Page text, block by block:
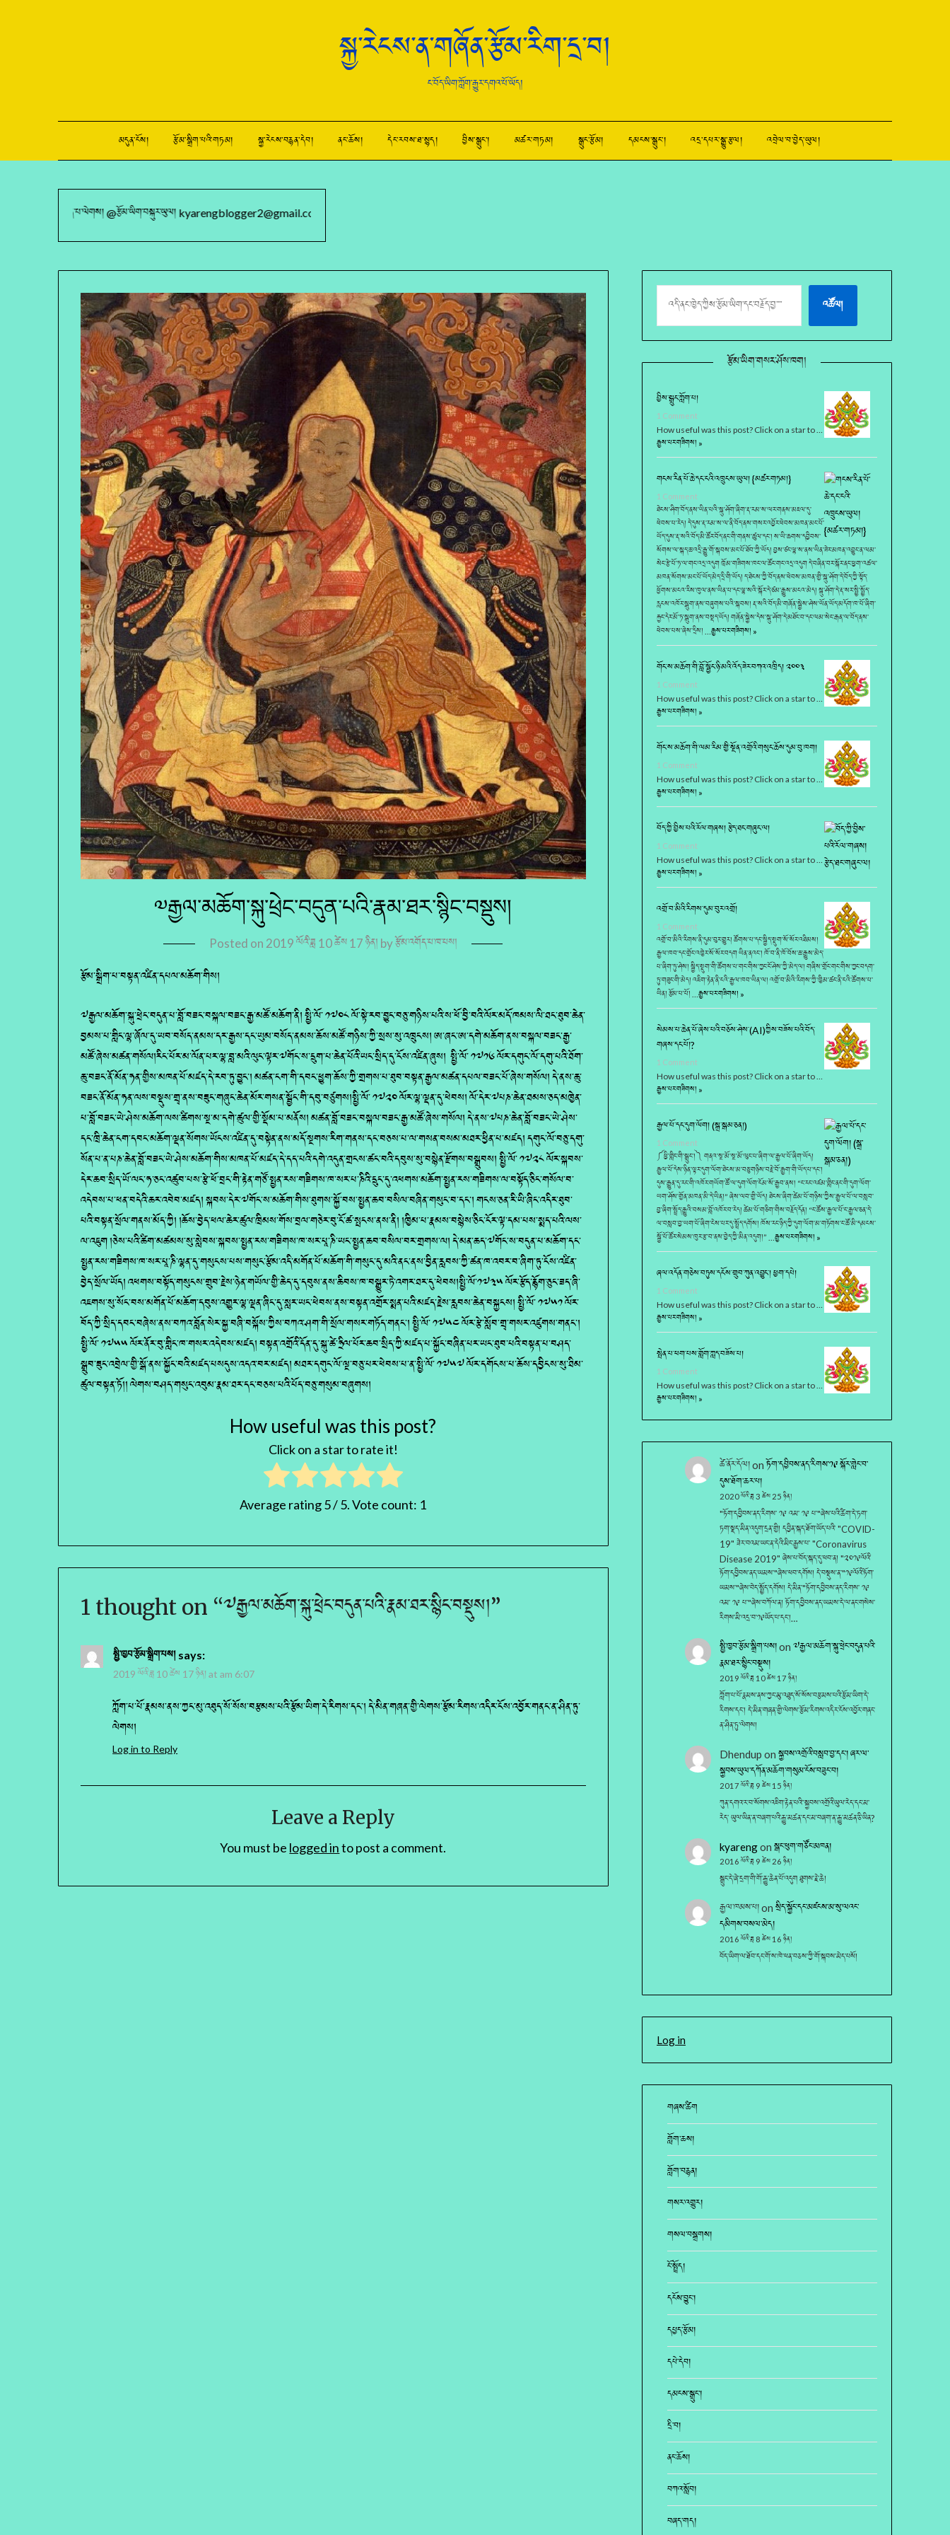
སྐྱ་རེངས་ན་གཞོན་རྩོམ་རིག་དྲ་བ།
ང་བོད་ཡིག་ཀློག་རྒྱུར་དགའ་པོ་ཡོད།
མདུན་ངོས། རྩོམ་སྒྲིག་པའི་གཏམ། སྐྱ་རེངས་བརྙན་དེབ། ནང་ཆོས། དེང་རབས་ཐ་སྙད། བྱིས་སྒྲུང་། མཚར་གཏམ། སྒྲུང་རྩོམ། དམངས་སྒྲུང་། འདྲ་དཔར་སྒྱུ་རྩལ། འབྲེལ་བ་བྱེད་ཡུལ།
@རྩོམ་ཡིག་བསྐུར་ཡུལ། kyarengblogger2@gmail.com
༧རྒྱལ་མཆོག་སྐུ་ཕྲེང་བདུན་པའི་རྣམ་ཐར་སྙིང་བསྡུས།
Posted on 2019 ལོའི་ཟླ 10 ཚེས 17 ཉིན། byརྩོམ་འགོད་པ་ཁ་པས།
རྩོམ་སྒྲིག་པ་བསྟན་འཛིན་དཔལ་མཆོག་གིས།
༧རྒྱལ་མཆོག་སྐུ་ཕྲེང་བདུན་པ་བློ་བཟང་བསྐལ་བཟང་རྒྱ་མཚོ་མཆོག་ནི། སྤྱི་ལོ་ ༡༧༠༨ ལོ་སྟེ་རབ་བྱུང་བཅུ་གཉིས་པའི་ས་ཕོ་བྱི་བའི་ལོར་མདོ་ཁམས་ལི་ཐང་ཐུབ་ཆེན་
བྱམས་པ་གླིང་ལྷ་ཞོལ་དུ་ཡབ་བསོད་ནམས་དར་རྒྱས་དང་ཡུམ་བསོད་ནམས་ཆོས་མཚོ་གཉིས་ཀྱི་སྲས་སུ་འཁྲུངས། ཨ་ཞང་ཨ་དགེ་མཆོག་ནས་བསྐལ་བཟང་རྒྱ་
མཚོ་ཞེས་མཚན་གསོལ།རིང་པོར་མ་ལོན་པར་ལྷ་བླ་མའི་ལུང་ལྟར་༧གོང་ས་དྲུག་པ་ཆེན་པོའི་ཡང་སྲིད་དུ་ངོས་འཛིན་ཞུས། སྤྱི་ལོ་ ༡༧༡༦ ལོར་དགུང་ལོ་དགུ་པའི་ཐོག་
ཆུ་བཟང་ནོ་མོན་ཧན་གྱིས་མཁན་པོ་མཛད་དེ་རབ་ཏུ་བྱུང་། མཚན་ངག་གི་དབང་ཕྱུག་ཆོས་ཀྱི་གྲགས་པ་ཐུབ་བསྟན་རྒྱལ་མཚན་དཔལ་བཟང་པོ་ཞེས་གསོལ། དེ་ནས་ཆུ་
བཟང་ནོ་མོན་ཧན་ལས་བསྡུས་གྲྭ་ནས་བཟུང་གཞུང་ཆེན་མོར་གསན་སྦྱོང་གི་དབུ་བཙུགས།སྤྱི་ལོ་ ༡༧༢༠ ལོར་ལྷ་ལྡན་དུ་ཕེབས། ལོ་དེར་༧པཎ་ཆེན་ཐམས་ཅད་མཁྱེན་
པ་བློ་བཟང་ཡེ་ཤེས་མཆོག་ལས་ཚིགས་སྔ་མ་དགེ་ཚུལ་གྱི་སྡོམ་པ་མནོས། མཚན་བློ་བཟང་བསྐལ་བཟང་རྒྱ་མཚོ་ཞེས་གསོལ། དེ་ནས་༧པཎ་ཆེན་བློ་བཟང་ཡེ་ཤེས་
དང་ཁྲི་ཆེན་ངག་དབང་མཆོག་ལྡན་སོགས་ཡོངས་འཛིན་དུ་བསྟེན་ནས་མདོ་སྔགས་རིག་གནས་དང་བཅས་པ་ལ་གསན་བསམ་མཐར་ཕྱིན་པ་མཛད། དགུང་ལོ་བཅུ་དགུ་
སོན་པ་ན་པཎ་ཆེན་བློ་བཟང་ཡེ་ཤེས་མཆོག་གིས་མཁན་པོ་མཛད་དེ་དད་པའི་དགེ་འདུན་གྲངས་ཚང་བའི་དབུས་སུ་བསྙེན་རྫོགས་བསྒྲུབས། སྤྱི་ལོ་ ༡༧༢༨ ལོར་སྐབས་
དེར་ཆབ་སྲིད་ཡོ་ལང་ཧ་ཅང་འཚུབ་པས་རྩེ་ཕོ་བྲང་གི་རྟེན་གཙོ་སྤྱན་རས་གཟིགས་ཁ་སར་པ་ཎིའི་དྲུང་དུ་འཕགས་མཆོག་སྤྱན་རས་གཟིགས་ལ་བསྟོད་ཅིང་གསོལ་བ་
འདེབས་པ་ཕན་བདེའི་ཆར་འབེབ་མཛད། སྐབས་དེར་༧གོང་ས་མཆོག་གིས་ཐུགས་སྐྱོ་བས་སྤྱན་ཆབ་བསིལ་བཞིན་གསུང་བ་དང་། གངས་ཅན་རི་ཡི་ཞིང་འདིར་ཐུབ་
པའི་བསྟན་སྲོལ་གནས་མོད་ཀྱི། །ཆོས་བྱེད་ཕལ་ཆེར་ཚུལ་ཁྲིམས་གོས་བྲལ་གཅེར་བུ་ངོ་ཚ་སྤངས་ནས་ནི། །ཁྱིམ་པ་རྣམས་བསྙེས་ཅིང་ངོར་ལྟ་དམ་པས་སྨད་པའི་ལས་
ལ་འཇུག །ཅེས་པའི་ཚིག་མཚམས་སུ་སླེབས་སྐབས་སྤྱན་རས་གཟིགས་ཁ་སར་པཱ་ཎི་ཡང་སྤྱན་ཆབ་བསིལ་བར་གྲགས་ལ། དེ་མན་ཆད་༧གོང་ས་བདུན་པ་མཆོག་དང་
སྤྱན་རས་གཟིགས་ཁ་སར་པཱ་ཎི་ལྷན་དུ་གསུངས་པས་གསུང་རྩོམ་འདི་མགོན་པོ་མཆོག་གི་གསུང་དུ་མའི་ནང་ནས་བྱིན་རླབས་ཀྱི་ཚན་ཁ་འབར་བ་ཞིག་ཏུ་ངོས་འཛིན་
བྱེད་སྲོལ་ཡོད། འཕགས་བསྟོད་གསུངས་གྲུབ་རྗེས་ཉེན་གཡོལ་གྱི་ཆེད་དུ་དབུས་ནས་ཆིབས་ཁ་བསྒྱུར་ཏེ་འགར་ཐར་དུ་ཕེབས།སྤྱི་ལོ་༡༧༣༥ ལོར་རྩོད་རྙོག་ཅུང་ཟད་ཞི་
འཇགས་སུ་སོང་བས་མགོན་པོ་མཆོག་དབུས་འགྱུར་ལྷ་ལྡན་ཞིང་དུ་སླར་ཡང་ཕེབས་ནས་བསྟན་འགྲོར་སྨན་པའི་མཛད་རྗེས་རླབས་ཆེན་བསྐྱངས། སྤྱི་ལོ་ ༡༧༥༡ ལོར་
བོད་ཀྱི་སྲིད་དབང་བཞེས་ནས་བཀའ་བློན་སེར་སྐྱ་བཞི་བསྐོས་ཀྱིས་བཀའ་ཤག་གི་སྲོལ་གསར་གཏོད་གནང་། སྤྱི་ལོ་ ༡༧༥༤ ལོར་རྩེ་སློབ་གྲྭ་གསར་འཛུགས་གནང་།
སྤྱི་ལོ་ ༡༧༥༥ ལོར་ནོར་བུ་གླིང་ཁ་གསར་འདེབས་མཛད། བསྟན་འགྲོའི་དོན་དུ་སྐུ་ཚེ་ཧྲིལ་པོར་ཆབ་སྲིད་ཀྱི་མཛད་པ་སྐྱོང་བཞིན་པར་ཡང་ཐུབ་པའི་བསྟན་པ་བཤད་
སྒྲུབ་ཟུང་འབྲེལ་གྱི་སྒོ་ནས་སྐྱོང་བའི་མཛད་པསདུས་འདའ་བར་མཛད། མཐར་དགུང་ལོ་ལྔ་བཅུ་པར་ཕེབས་པ་ན་སྤྱི་ལོ་ ༡༧༥༧ ལོར་དགོངས་པ་ཆོས་དབྱིངས་སུ་ཐིམ་
ཚུལ་བསྟན་ཏོ།། ལེགས་བཤད་གསུང་འབུམ་རྣམ་ཐར་དང་བཅས་པའི་པོད་བཅུ་གསུམ་བཞུགས།
How useful was this post?
Click on a star to rate it!
Average rating5/ 5. Vote count: 1
1 thought on “༧རྒྱལ་མཆོག་སྐུ་ཕྲེང་བདུན་པའི་རྣམ་ཐར་སྙིང་བསྡུས།”
སྤྱི་ཁྱབ་རྩོམ་སྒྲིག་པས། says:
2019 ལོའི་ཟླ 10 ཚེས 17 ཉིན། at am 6:07
ཀློག་པ་པོ་རྣམས་ནས་ཀྱང་མུ་འཐུད་སོ་སོས་བརྩམས་པའི་རྩོམ་ཡིག་དེ་རིགས་དང་། དེ་མིན་གཞན་གྱི་ལེགས་རྩོམ་རིགས་འདིར་ངོས་འབྱོར་གནང་ན་ཤིན་ཏུ་
ལེགས།
Log in to Reply
Leave a Reply
You must be logged into post a comment.
འཚོལ།
རྩོམ་ཡིག་གསར་ཤོས་ཁག།
བྱིས་སྒྲུང་ཀློག་པ།
1 Comment
How useful was this post? Click on a star to …
རྒྱས་པར་གཟིགས། »
གངས་རིན་པོ་ཆེ་དང་ངའི་འཁྲུངས་ཡུལ། {མཚར་གཏམ།}
1 Comment
ཐེངས་ཤིག་བོད་ནས་ཡིན་པའི་སྐུ་ཤོག་ཞིག་རྡ་རམ་ས་ལར་གནས་མཇལ་དུ་
ཕེབས་པ་རེད། དེ་དུས་རྡ་རམ་ས་ལ་ནི་བོད་ནས་གསར་འབྱོར་ཕེབས་མཁན་མང་པོ་
ཡོད་དུས་རྡ་སའི་བོད་མི་ཚོར་བོད་ནང་གི་གནས་ཚུལ་དང་། ས་ཡི་ཆགས་དབྱིབས་
སོགས་ལ་སྐད་ཆ་འདྲི་རྒྱུ་གོ་སྐབས་མང་པོ་ཐོབ་ཀྱི་ཡོད། བྱས་ཙང་ལྷ་ས་ནས་ཡིན་ཟེར་མཁན་འབྱུང་ན་ལམ་
སེང་རྩེ་པོ་ཏ་ལ་གང་འདྲ་འདུག ཁྲོམ་གཟིགས་ཁང་ལ་ཚོང་གང་འདྲ་འདུག དེ་བཞིན་བར་སྐོར་ནང་ཕྱག་འཚལ་
མཁན་སོགས་མང་པོ་ཡོད་མེད་དྲི་གི་ཡོད། ད་ཐེངས་ཀྱི་བོད་ནས་ཕེབས་མཁན་གྱི་སྐུ་ཤོག་དེ་བོད་ཀྱི་སྟོད་
ཕྱོགས་མངའ་རིས་ཁུལ་ནས་ཡིན་པ་དང་ལྷ་སའི་སྐོར་དེ་ཙམ་རྒྱུས་མངའ་མེད། སྐུ་ཤོག་དེ་རྡ་སར་སྤྱི་སྤྱོད་
རླངས་འཁོར་སྒུག་ནས་བཞུགས་པའི་སྐབས། རྡ་སའི་བོད་མི་གཞོན་སྐྱེས་ཤེས་ཡོན་ཡོད་མདོག་ཁ་པོ་ཞིག་
རྐྱང་དེར་མོ་ཏ་སྒུག་ནས་བསྡད་ཡོད། གཞོན་སྐྱེས་དེས་སྐུ་ཤོག་དེ་མཐོང་བ་དང་ལམ་སེང་རྒན་ལ་བོད་ནས་
ཕེབས་པས་ཞེས་དྲིས། …རྒྱས་པར་གཟིགས། »
གོང་ས་མཆོག་གི་བློ་སྦྱོང་ཉི་མའི་འོད་ཟེར་བཀའ་འཁྲིད། ༢༠༠༣
1 Comment
How useful was this post? Click on a star to …
རྒྱས་པར་གཟིགས། »
གོང་ས་མཆོག་གི་ལམ་རིམ་གྱི་སྔོན་འགྲོའི་གསུང་ཆོས་དུམ་བུ་ཁག།
1 Comment
How useful was this post? Click on a star to …
རྒྱས་པར་གཟིགས། »
བོད་ཀྱི་བྱིས་པའི་རོལ་གཞས། རྩེད་ཐང་གཞུང་ལ།
1 Comment
How useful was this post? Click on a star to …
རྒྱས་པར་གཟིགས། »
འགྲོ་བ་མིའི་རིགས་དུམ་བུར་འགྲོ།
1 Comment
འགྲོ་བ་མིའི་རིགས་ནི་དུམ་བུར་གྱུར། ཚོགས་པ་དང་སྐྱིད་སྡུག་སོ་སོར་འཐིམས།
རྒྱལ་ཁབ་དང་གྲོང་འཁྱེར་སོ་སོར་བདག ཡིན་ནའང་། ཁོ་བ་ནི་ཁོ་བོས་ཆ་རྒྱུས་མེད་
པ་ཞིག་ཏུ་ཤེས། སྐྱིད་སྡུག་གི་ཚོགས་པ་གང་གིས་ཀྱང་ངོ་ཤེས་ཀྱི་མེད་ལ། གཞིས་གྲོང་གང་གིས་ཀྱང་བདག་
ཏུ་གཟུང་གི་མེད། འཇིག་རྟེན་ནི་ངའི་རྒྱལ་ཁབ་ཡིན་ལ། འགྲོ་བ་མིའི་རིགས་ཀྱི་ཁྱིམ་ཚང་ནི་ངའི་ཚོགས་པ་
ཡིན། རྩོམ་པ་པོ། …རྒྱས་པར་གཟིགས། »
སེམས་པ་ཆེན་པོ་ཞེས་པའི་བཅོས་ཤེས་(AI)ཀྱིས་བཟོས་པའི་བོད་
གཞས་དང་པོ།?
1 Comment
How useful was this post? Click on a star to …
རྒྱས་པར་གཟིགས། »
རྒྱལ་པོ་དང་དུག་ལོག། (སྒྲ་སྒམ་ཅན།)
1 Comment
༼ཕྱི་གླིང་གི་སྒྲུང་།༽ གནའ་སྔ་མོ་སྔ་མོ་ལུང་པ་ཞིག་ལ་རྒྱལ་པོ་ཞིག་ཡོད།
རྒྱལ་པོ་དེས་ཉིན་ལྟར་དུག་ལོག་ཐེངས་མ་བཅུ་གཉིས་བརྗེ་བོ་རྒྱག་གི་ཡོད་པ་དང་།
དུས་རྒྱུན་དུ་རང་གི་འཁོར་གཡོག་ཚོ་ལ་དུག་ལོག་ངོམ་སོ་རྒྱབ་ནས། “ང་རང་འཛམ་གླིང་ནང་གི་དུག་ལོག་
ཡག་ཤོས་གྱོན་མཁན་མི་དེ་ཡིན།” ཞེས་ལབ་གྱི་ཡོད། ཐེངས་ཞིག་ཚེམ་པོ་གཉིས་ཀྱིས་རྒྱལ་པོ་ལ་བསླབ་
བྱ་ཞིག་སྤྲོད་རྒྱུའི་བསམ་བློ་འཁོར་བ་རེད། ཚེམ་པོ་གཅིག་གིས་བརྗོད་དོན། “ང་ཚོས་རྒྱལ་པོ་ང་རྒྱལ་ཅན་དེ་
ལ་བསླབ་བྱ་ཡག་པོ་ཞིག་ངེས་པར་དུ་སྤྲོད་དགོས། ཁོས་རང་ཉིད་ཀྱི་དུག་ལོག་མ་གཏོགས་ང་ཚོ་མི་དམངས་
སྐྱོ་པོ་ཚོར་སེམས་ཁུར་རྩ་བ་ནས་བྱེད་ཀྱི་མིན་འདུག།” …རྒྱས་པར་གཟིགས། »
ཞལ་འདོན་གཅེས་བཏུས་དངོས་གྲུབ་ཀུན་འབྱུང་། ཕྱག་དཔེ།
1 Comment
How useful was this post? Click on a star to …
རྒྱས་པར་གཟིགས། »
སྤེན་པ་ཕག་པས་གློག་ཀླད་བཟོས་པ།
1 Comment
How useful was this post? Click on a star to …
རྒྱས་པར་གཟིགས། »
ཚེ་ནོར་དོལ།on ཏོག་དབྱིབས་ནད་རིགས་༡༩ སྐོར་གླེང་བ་
དུས་ཐོག་ཆར་པ།
2020 ལོའི་ཟླ 3 ཚེས 25 ཉིན།
"ཏོག་དབྱིབས་ནད་རིགས་ ༡༩ འམ་ ༡༩ པ་"ཞེས་པའི་ཚིག་དེ་ཏག་
ཏག་སྡད་མིན་འདུག་དྲན་གྱི། དབྱིན་སྐད་ཐོག་ཡོད་པའི་ "COVID-
19" ཟེར་བའམ་ཡང་ན་དེའི་མིང་རྒྱས་པ་ "Coronavirus
Disease 2019" ཞེས་པ་བོད་སྐད་དུ་ཕབ་ན། "༢༠༡༩ལོའི་
ཏོག་དབྱིབས་ནད་ཡམས་"ཞེས་ཕབ་དགོས། དེ་བསྡུས་ན་"༡༩ལོའི་ཏོག་
ཡམས་"ཞེས་བེད་སྤྱོད་དགོས། དེ་མིན་"ཏོག་དབྱིབས་ནད་རིགས་ ༡༩
འམ་ ༡༩ པ་"ཞེས་བཀོལ་ན། ཏོག་དབྱིབས་ནད་ཡམས་དེ་ལ་ནང་གསེས་
རིགས་མི་འདྲ་བ་༡༩ཡོད་པ་དང་།…
སྤྱི་ཁྱབ་རྩོམ་སྒྲིག་པས།on ༧རྒྱལ་མཆོག་སྐུ་ཕྲེང་བདུན་པའི་
རྣམ་ཐར་སྙིང་བསྡུས།
2019 ལོའི་ཟླ 10 ཚེས 17 ཉིན།
ཀློག་པ་པོ་རྣམས་ནས་ཀྱང་མུ་འཐུད་སོ་སོས་བརྩམས་པའི་རྩོམ་ཡིག་དེ་
རིགས་དང་། དེ་མིན་གཞན་གྱི་ལེགས་རྩོམ་རིགས་འདིར་ངོས་འབྱོར་གནང་
ན་ཤིན་ཏུ་ལེགས།
Dhendup on སྐྱབས་འགྲོའི་བསླབ་བྱ་དང༌། ཞར་ལ་
སྐྱབས་ཡུལ་དཀོན་མཆོག་གསུམ་ངོས་བཟུང་བ།
2017 ལོའི་ཟླ 9 ཚེས 15 ཉིན།
ཀུན་དགའ་ར་བ་སོགས་འཇིག་རྟེན་པའི་་སྐྱབས་འགྲོའི་ཡུལ་རེད་དང་མ་
རེད་ ཡུལ་ཡིན་ན་བཞག་པའི་རྒྱུ་མཚན་དང་མ་བཞག་ན་རྒྱུ་མཚན་ཅི་ཡིན?
kyarengon སྒང་ཕུག་གཙོང་མཁན།
2016 ལོའི་ཟླ 9 ཚེས 26 ཉིན།
སྒྲུང་དེ་ཞེ་དྲག་གི་གོ་རྒྱུ་ཆེན་པོ་འདུག ཐུགས་རྗེ་ཆེ།
རྒྱལ་ཁམས་པ།on སྲིད་སྐྱོང་དང་མཛངས་མ་སུ་ལའང་
དམིགས་བསལ་མེད།
2016 ལོའི་ཟླ 8 ཚེས 16 ཉིན།
བོད་ཡིག་ལ་ཐོབ་དང་གོ་ས་ཁེ་ཕན་བཅས་ཀྱི་གོ་སྐབས་མེད་པསོ།
Log in
གཞས་ཚིག
གློག་ཆས།
གློག་བརྙན།
གསར་འགྱུར།
གསལ་བསྒྲགས།
ངོ་སྤྲོད།
དངོས་བྱུང་།
དཔྱད་རྩོམ།
དཔེ་དེབ།
དམངས་སྒྲུང་།
དྲི་བ།
ནང་ཆོས།
བཀའ་སློབ།
བཞད་གད།